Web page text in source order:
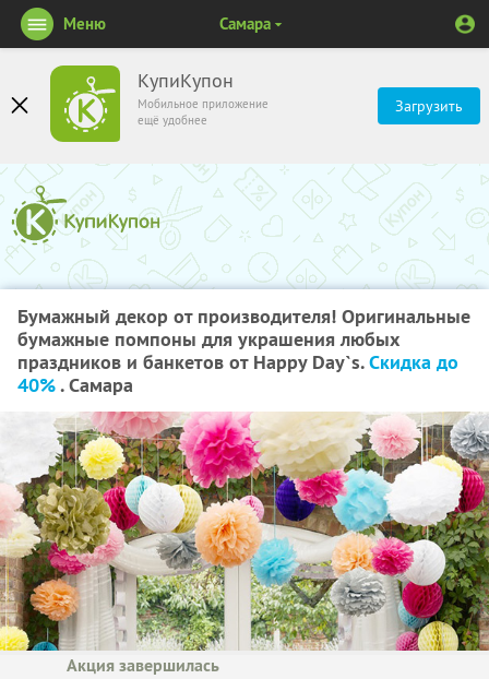
КупиКупон
Мобильное приложение
ещё удобнее
Загрузить
Меню Самара
Бумажный декор от производителя! Оригинальные
бумажные помпоны для украшения любых
праздников и банкетов от Happy Day`s.Скидка до
40%. Самара
Акция завершилась